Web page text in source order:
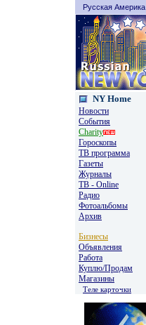
Русская Америка
NY Home
Новости
События
Charity
Гороскопы
TВ программа
Газеты
Журналы
ТВ - Online
Радио
Фотоальбомы
Архив
Бизнесы
Объявления
Работа
Куплю/Продам
Магазины
Теле карточки